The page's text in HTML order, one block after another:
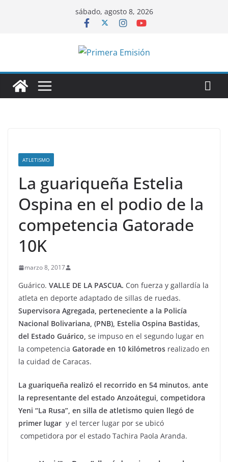
sábado, agosto 8, 2026
ATLETISMO
La guariqueña Estelia
Ospina en el podio de la
competencia Gatorade
10K
marzo 8, 2017
Guárico. VALLE DE LA PASCUA. Con fuerza y gallardía la
atleta en deporte adaptado de sillas de ruedas.
Supervisora Agregada, perteneciente a la Policía
Nacional Bolivariana, (PNB), Estelia Ospina Bastidas,
del Estado Guárico, se impuso en el segundo lugar en
la competencia Gatorade en 10 kilómetros realizado en
la cuidad de Caracas.
La guariqueña realizó el recorrido en 54 minutos, ante
la representante del estado Anzoátegui, competidora
Yeni “La Rusa”, en silla de atletismo quien llegó de
primer lugar y el tercer lugar por se ubicó
competidora por el estado Tachira Paola Aranda.